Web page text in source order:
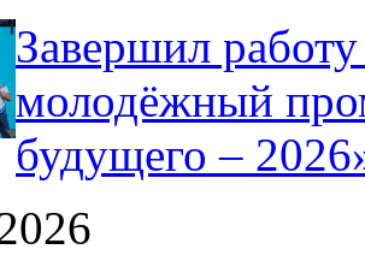
Завершил
молодёжный
будущего –